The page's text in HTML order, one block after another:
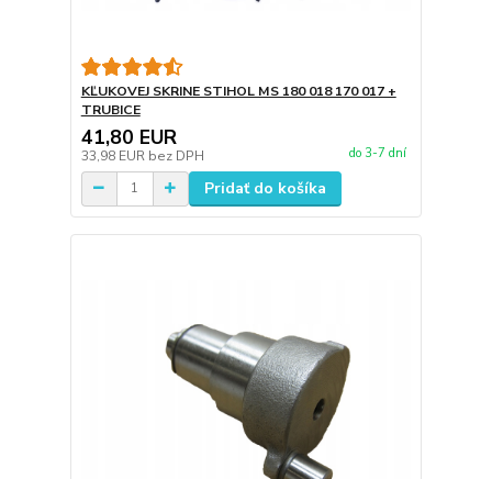
KĽUKOVEJ SKRINE STIHOL MS 180 018 170 017 +
TRUBICE
41,80 EUR
33,98 EUR bez DPH do 3-7 dní
Pridať do košíka